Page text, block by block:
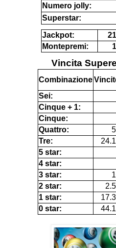
Numero jolly:
Superstar:
Jackpot:
Montepremi:
Vincita
Combinazione
Sei:
Cinque + 1:
Cinque:
Quattro:
Tre:
5 star:
4 star:
3 star:
2 star:
1 star:
0 star: